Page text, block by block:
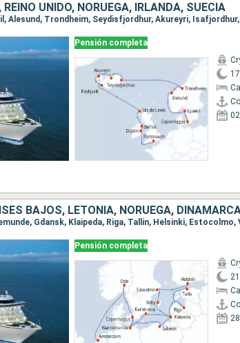
UNIDO, NORUEGA, IRLANDA, SUECIA
Pensión completa
Pensión completa